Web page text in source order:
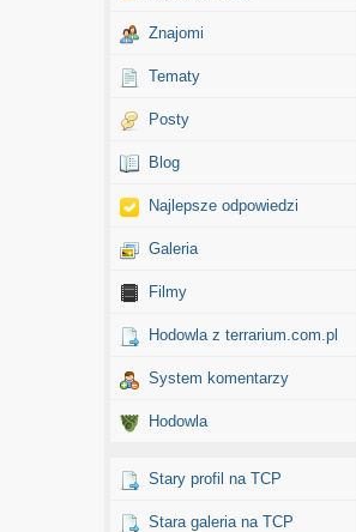
Znajomi
Tematy
Posty
Blog
Najlepsze odpowiedzi
Galeria
Filmy
Hodowla z terrarium.com.pl
System komentarzy
Hodowla
Stary profil na TCP
Stara galeria na TCP